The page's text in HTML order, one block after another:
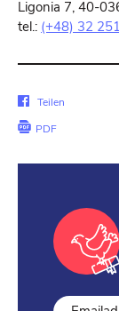
Ligonia 7, 40-
tel.: (+48) 32
Auf
teilen
Teilen
PDF